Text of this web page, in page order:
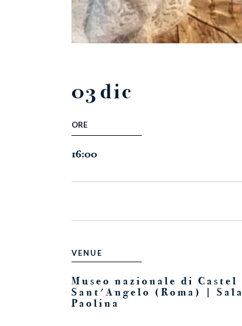
03dic
ORE
16:00
VENUE
Museo nazionale di Castel
Sant'Angelo (Roma) | Sala
Paolina